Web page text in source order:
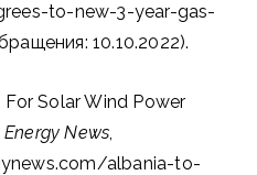
to-new-3-year-gas-
10.10.2022).
For Solar Wind Power
News,
albania-to-